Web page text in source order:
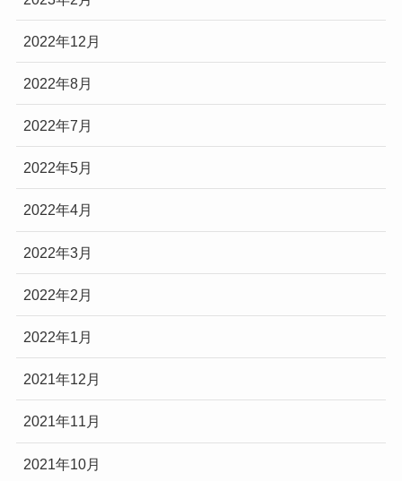
2022年12月
2022年8月
2022年7月
2022年5月
2022年4月
2022年3月
2022年2月
2022年1月
2021年12月
2021年11月
2021年10月